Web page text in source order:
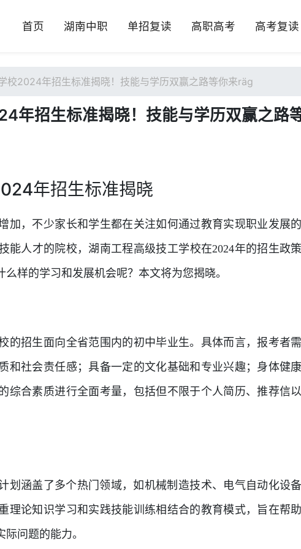
首页 湖南中职 单招复读 高职高考 高考复读
校2024年招生标准揭晓！技能与学历双赢之路等你来räg
年招生标准揭晓！技能与学历双赢之路
年招生标准揭晓
加，不少家长和学生都在关注如何通过教育实现职业发展
能人才的院校，湖南工程高级技工学校在2024年的招生政
样的学习和发展机会呢？本文将为您揭晓。
的招生面向全省范围内的初中毕业生。具体而言，报考者
和社会责任感；具备一定的文化基础和专业兴趣；身体健
综合素质进行全面考量，包括但不限于个人简历、推荐信
划涵盖了多个热门领域，如机械制造技术、电气自动化设
理论知识学习和实践技能训练相结合的教育模式，旨在帮
问题的能力。